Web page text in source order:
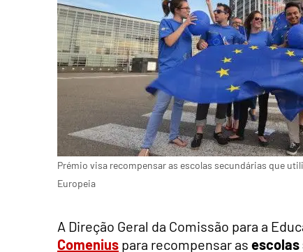
Prémio visa recompensar as escolas secundárias que
Europeia
A Direção Geral da Comissão para a
Comenius para recompensar as escolas